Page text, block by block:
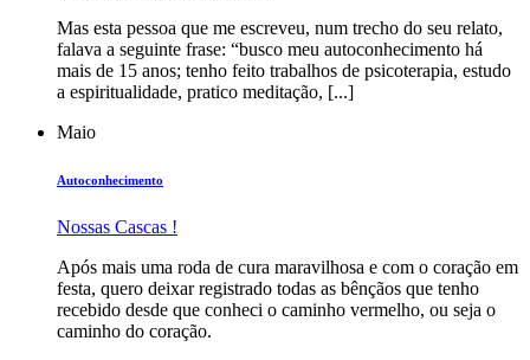
Mas esta pessoa que me escreveu, num trecho do seu relato,
falava a seguinte frase: “busco meu autoconhecimento há
mais de 15 anos; tenho feito trabalhos de psicoterapia, estudo
a espiritualidade, pratico meditação, [...]
Maio
Autoconhecimento
Nossas Cascas !
Após mais uma roda de cura maravilhosa e com o coração em
festa, quero deixar registrado todas as bênçãos que tenho
recebido desde que conheci o caminho vermelho, ou seja o
caminho do coração.